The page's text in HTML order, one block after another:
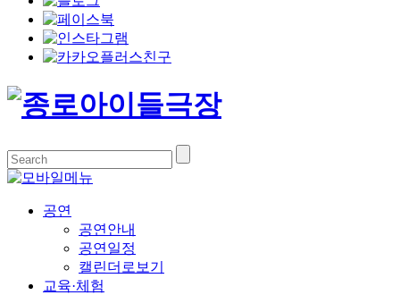
공연
공연안내
공연일정
캘린더로보기
교육·체험